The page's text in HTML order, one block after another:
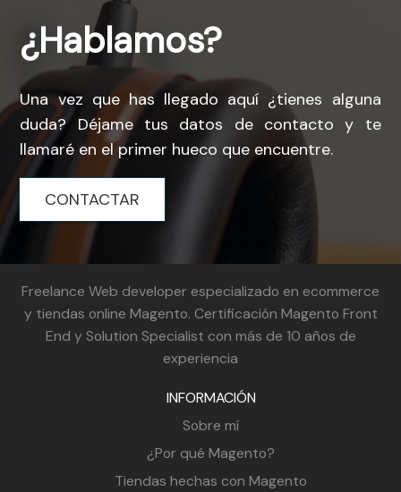
¿Hablamos?
Una vez que has llegado aquí ¿tienes alguna
duda? Déjame tus datos de contacto y te
llamaré en el primer hueco que encuentre.
CONTACTAR
Freelance Web developer especializado en ecommerce
y tiendas online Magento. Certificación Magento Front
End y Solution Specialist con más de 10 años de
experiencia
INFORMACIÓN
Sobre mí
¿Por qué Magento?
Tiendas hechas con Magento